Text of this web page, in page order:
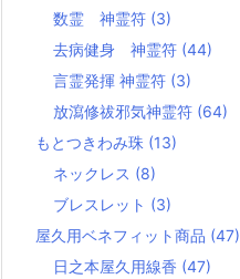
数霊 神霊符 (3)
去病健身 神霊符 (44)
言霊発揮 神霊符 (3)
放瀉修祓邪気神霊符 (64)
もとつきわみ珠 (13)
ネックレス (8)
ブレスレット (3)
屋久用ベネフィット商品 (47)
日之本屋久用線香 (47)